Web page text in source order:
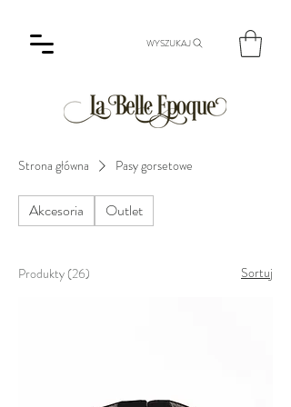
WYSZUKAJ
Strona główna Pasy gorsetowe
Akcesoria Outlet
Produkty (26) Sortuj